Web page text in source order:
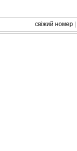
свіжий номер